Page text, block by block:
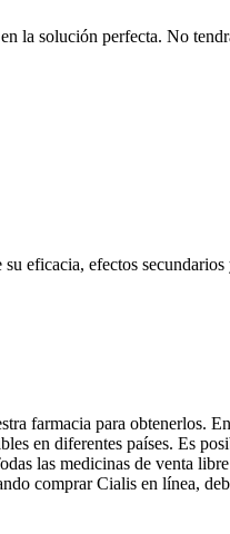
la solución perfecta. No
eficacia, efectos
farmacia para obtenerlos.
en diferentes países. Es
las medicinas de venta
comprar Cialis en línea,